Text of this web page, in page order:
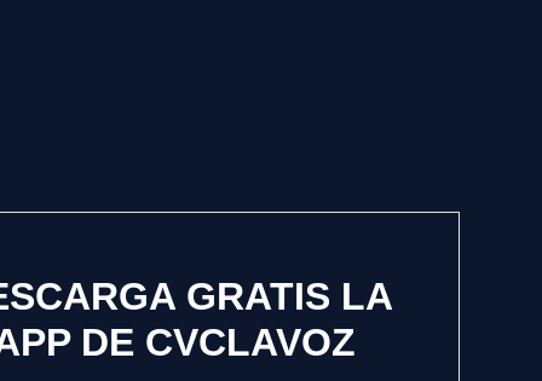
GRATIS LA
DE CVCLAVOZ